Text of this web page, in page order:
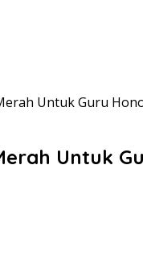
Untuk Guru
Untuk